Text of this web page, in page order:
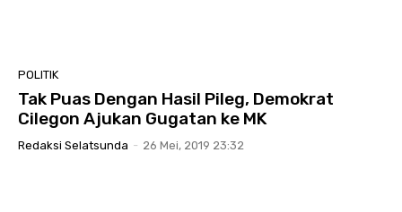
POLITIK
Tak Puas Dengan Hasil Pileg, Demokrat
Cilegon Ajukan Gugatan ke MK
Redaksi Selatsunda - 26 Mei, 2019 23:32